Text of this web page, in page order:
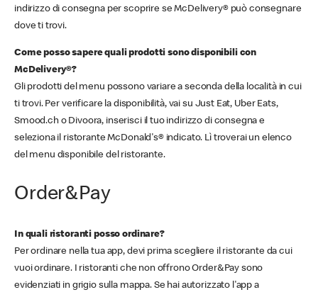
indirizzo di consegna per scoprire se McDelivery® può consegnare
dove ti trovi.
Come posso sapere quali prodotti sono disponibili con
McDelivery®?
Gli prodotti del menu possono variare a seconda della località in cui
ti trovi. Per verificare la disponibilità, vai su Just Eat, Uber Eats,
Smood.ch o Divoora, inserisci il tuo indirizzo di consegna e
seleziona il ristorante McDonald's® indicato. Lì troverai un elenco
del menu disponibile del ristorante.
Order&Pay
In quali ristoranti posso ordinare?
Per ordinare nella tua app, devi prima scegliere il ristorante da cui
vuoi ordinare. I ristoranti che non offrono Order&Pay sono
evidenziati in grigio sulla mappa. Se hai autorizzato l'app a